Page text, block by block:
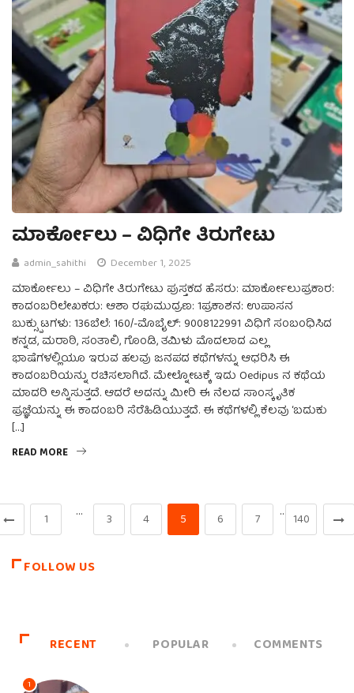
ಮಾರ್ಕೋಲು – ವಿಧಿಗೇ ತಿರುಗೇಟು
admin_sahithi December 1, 2025
ಮಾರ್ಕೋಲು – ವಿಧಿಗೇ ತಿರುಗೇಟು ಪುಸ್ತಕದ ಹೆಸರು: ಮಾರ್ಕೋಲುಪ್ರಕಾರ:
ಕಾದಂಬರಿಲೇಖಕರು: ಆಶಾ ರಘುಮುದ್ರಣ: 1ಪ್ರಕಾಶನ: ಉಪಾಸನ
ಬುಕ್ಸ್ಪುಟಗಳು: 136ಬೆಲೆ: 160/-ಮೊಬೈಲ್: 9008122991 ವಿಧಿಗೆ ಸಂಬಂಧಿಸಿದ
ಕನ್ನಡ, ಮರಾಠಿ, ಸಂತಾಲಿ, ಗೊಂಡಿ, ತಮಿಳು ಮೊದಲಾದ ಎಲ್ಲ
ಭಾಷೆಗಳಲ್ಲಿಯೂ ಇರುವ ಹಲವು ಜನಪದ ಕಥೆಗಳನ್ನು ಆಧರಿಸಿ ಈ
ಕಾದಂಬರಿಯನ್ನು ರಚಿಸಲಾಗಿದೆ. ಮೇಲ್ನೋಟಕ್ಕೆ ಇದು Oedipus ನ ಕಥೆಯ
ಮಾದರಿ ಅನ್ನಿಸುತ್ತದೆ. ಆದರೆ ಅದನ್ನು ಮೀರಿ ಈ ನೆಲದ ಸಾಂಸ್ಕೃತಿಕ
ಪ್ರಜ್ಞೆಯನ್ನು ಈ ಕಾದಂಬರಿ ಸೆರೆಹಿಡಿಯುತ್ತದೆ. ಈ ಕಥೆಗಳಲ್ಲಿ ಕೆಲವು ‘ಬದುಕು
[…]
READ MORE
1 … 3 4 5 6 7 … 140
FOLLOW US
RECENT POPULAR COMMENTS
1